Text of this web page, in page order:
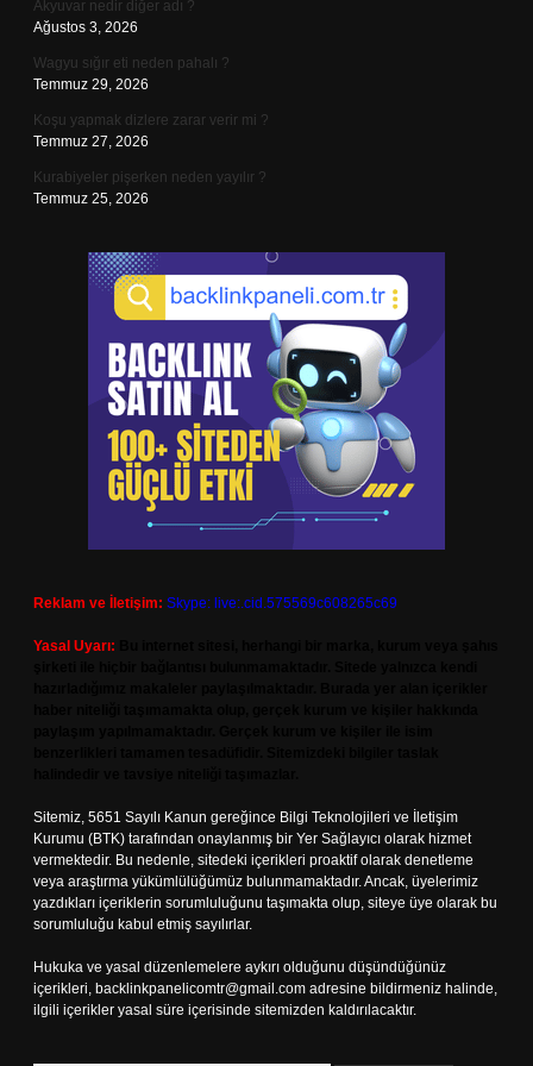
Akyuvar nedir diğer adı ?
Ağustos 3, 2026
Wagyu sığır eti neden pahalı ?
Temmuz 29, 2026
Koşu yapmak dizlere zarar verir mi ?
Temmuz 27, 2026
Kurabiyeler pişerken neden yayılır ?
Temmuz 25, 2026
Reklam ve İletişim: Skype: live:.cid.575569c608265c69
Yasal Uyarı:
Sitemiz, 5651 Sayılı Kanun gereğince Bilgi Teknolojileri ve İletişim
Kurumu (BTK) tarafından onaylanmış bir Yer Sağlayıcı olarak hizmet
vermektedir. Bu nedenle, sitedeki içerikleri proaktif olarak denetleme
veya araştırma yükümlülüğümüz bulunmamaktadır. Ancak, üyelerimiz
yazdıkları içeriklerin sorumluluğunu taşımakta olup, siteye üye olarak bu
sorumluluğu kabul etmiş sayılırlar.
Hukuka ve yasal düzenlemelere aykırı olduğunu düşündüğünüz
içerikleri, backlinkpanelicomtr@gmail.com adresine bildirmeniz halinde,
ilgili içerikler yasal süre içerisinde sitemizden kaldırılacaktır.